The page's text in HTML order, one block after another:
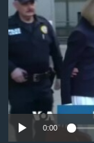
ÎRAN
ROJHILATA
ÇAND Û HUNER
SERNIVÎS
SORANÎ
No
0:00